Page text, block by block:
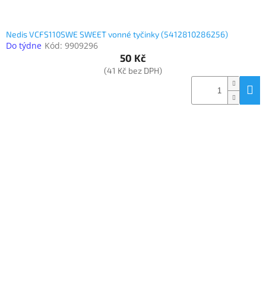
Nedis VCFS110SWE SWEET vonné tyčinky (5412810286256)
Do týdne Kód: 9909296
50 Kč
(41 Kč bez DPH)